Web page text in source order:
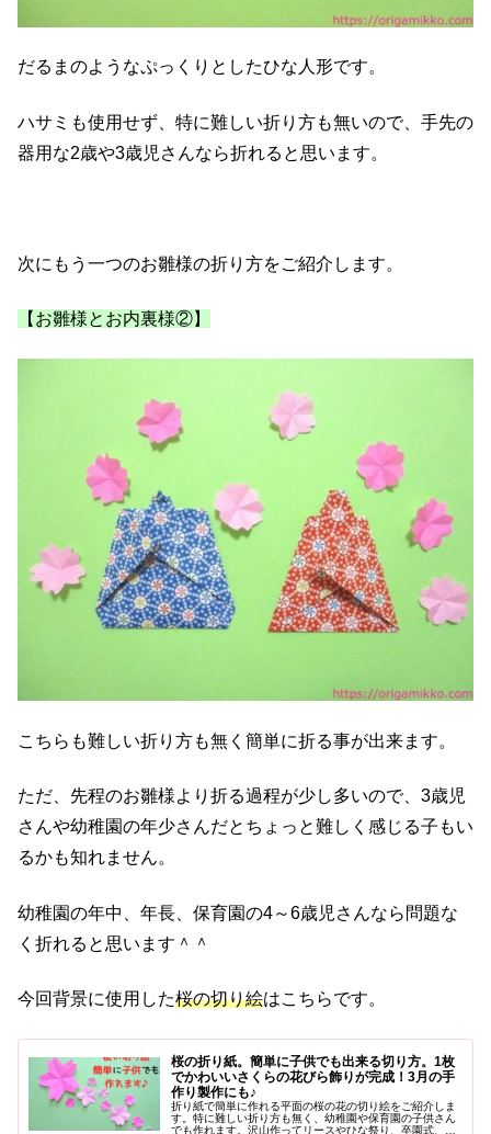
だるまのようなぷっくりとしたひな人形です。
ハサミも使用せず、特に難しい折り方も無いので、手先の
器用な2歳や3歳児さんなら折れると思います。
次にもう一つのお雛様の折り方をご紹介します。
【お雛様とお内裏様②】
こちらも難しい折り方も無く簡単に折る事が出来ます。
ただ、先程のお雛様より折る過程が少し多いので、3歳児
さんや幼稚園の年少さんだとちょっと難しく感じる子もい
るかも知れません。
幼稚園の年中、年長、保育園の4～6歳児さんなら問題な
く折れると思います＾＾
今回背景に使用した桜の切り絵はこちらです。
桜の折り紙。簡単に子供でも出来る切り方。1枚
でかわいいさくらの花びら飾りが完成！3月の手
作り製作にも♪
折り紙で簡単に作れる平面の桜の花の切り絵をご紹介しま
す。特に難しい折り方も無く、幼稚園や保育園の子供さん
でも作れます。沢山作ってリースやひな祭り、卒園式、卒